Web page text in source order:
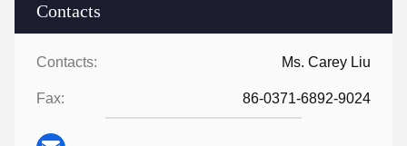
Contacts
Contacts: Ms. Carey Liu
Fax: 86-0371-6892-9024